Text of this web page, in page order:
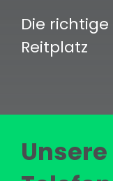
Die
Reitplatz
Unsere